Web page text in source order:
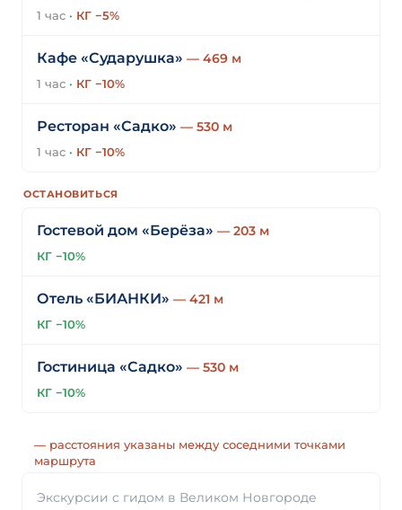
1 час · КГ −5%
Кафе «Сударушка» — 469 м
1 час · КГ −10%
Ресторан «Садко» — 530 м
1 час · КГ −10%
ОСТАНОВИТЬСЯ
Гостевой дом «Берёза» — 203 м
КГ −10%
Отель «БИАНКИ» — 421 м
КГ −10%
Гостиница «Садко» — 530 м
КГ −10%
— расстояния указаны между соседними точками
маршрута
Экскурсии с гидом в Великом Новгороде